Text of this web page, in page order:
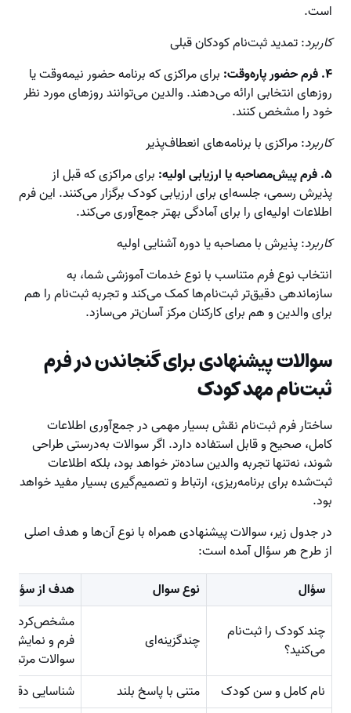
است.
کاربرد: تمدید ثبت‌نام کودکان قبلی
۴. فرم حضور پاره‌وقت:
برای مراکزی که برنامه حضور نیمه‌وقت یا
روزهای انتخابی ارائه می‌دهند. والدین می‌توانند روزهای مورد نظر
خود را مشخص کنند.
کاربرد: مراکزی با برنامه‌های انعطاف‌پذیر
۵. فرم پیش‌مصاحبه یا ارزیابی اولیه:
برای مراکزی که قبل از
پذیرش رسمی، جلسه‌ای برای ارزیابی کودک برگزار می‌کنند. این فرم
اطلاعات اولیه‌ای را برای آمادگی بهتر جمع‌آوری می‌کند.
کاربرد: پذیرش با مصاحبه یا دوره آشنایی اولیه
انتخاب نوع فرم متناسب با نوع خدمات آموزشی شما، به
سازماندهی دقیق‌تر ثبت‌نام‌ها کمک می‌کند و تجربه ثبت‌نام را هم
برای والدین و هم برای کارکنان مرکز آسان‌تر می‌سازد.
سوالات پیشنهادی برای گنجاندن در فرم
ثبت‌نام مهد کودک
ساختار فرم ثبت‌نام نقش بسیار مهمی در جمع‌آوری اطلاعات
کامل، صحیح و قابل استفاده دارد. اگر سوالات به‌درستی طراحی
شوند، نه‌تنها تجربه والدین ساده‌تر خواهد بود، بلکه اطلاعات
ثبت‌شده برای برنامه‌ریزی، ارتباط و تصمیم‌گیری بسیار مفید خواهد
بود.
در جدول زیر، سوالات پیشنهادی همراه با نوع آن‌ها و هدف اصلی
از طرح هر سؤال آمده است:
سؤال
نوع سوال هدف از سؤال
چند کودک را ثبت‌نام
می‌کنید؟
چند‌گزینه‌ای
مشخص‌کردن
فرم و نمایش
سوالات مرتبط
نام کامل و سن کودک
متنی با پاسخ بلند
شناسایی